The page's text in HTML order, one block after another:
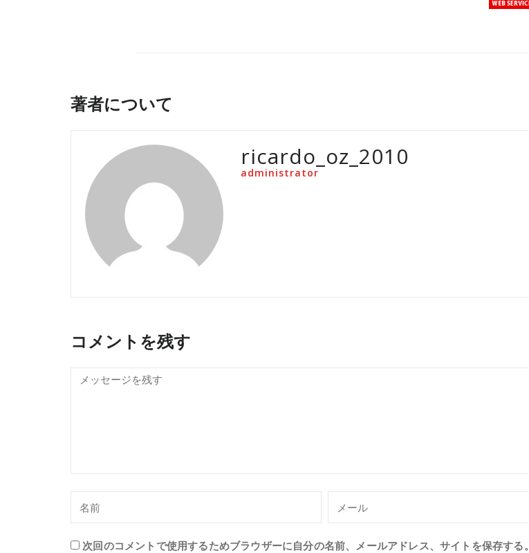
著者について
ricardo_oz_2010
administrator
コメントを残す
次回のコメントで使用するためブラウザーに自分の名前、メールアドレス、サイトを保存する。